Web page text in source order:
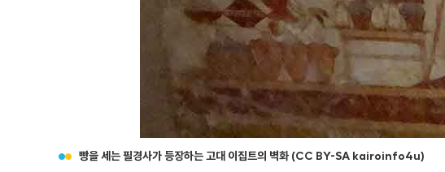
빵을 세는 필경사가 등장하는 고대 이집트의 벽화 (CC BY-SA kairoinfo4u)